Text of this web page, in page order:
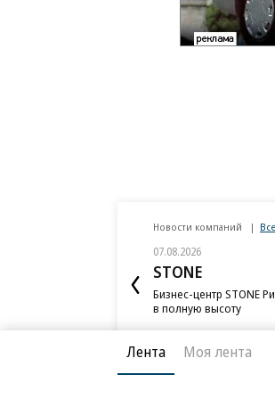
Новости компаний Все
07.08.2026
STONE
Бизнес-центр STONE
в полную высоту
Лента Моя лента